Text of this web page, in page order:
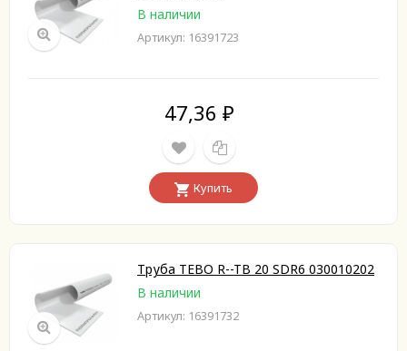
В наличии
Артикул: 16391723
47,36 ₽
Купить
Труба TEBO R--TB 20 SDR6 030010202
В наличии
Артикул: 16391732